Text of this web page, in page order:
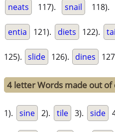
neats 117). snail 118).
entia 121). diets 122).
125). slide 126). dines
4 letter Words made out of
1). sine 2). tile 3). side